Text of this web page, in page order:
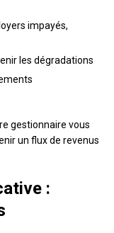
impayés,
les dégradations
gestionnaire vous
un flux de revenus
: